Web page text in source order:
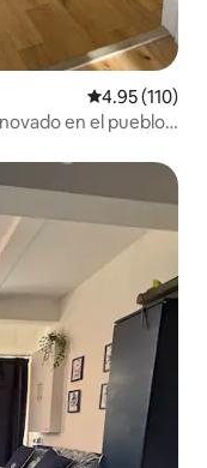
Calificación
4.95 (110)
en el pueblo